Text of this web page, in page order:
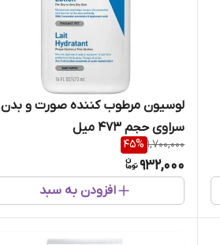
لوسیون مرطوب کننده صورت و بدن
سراوی حجم 473 میل
1,700,000
45%
932,000
افزودن به سبد